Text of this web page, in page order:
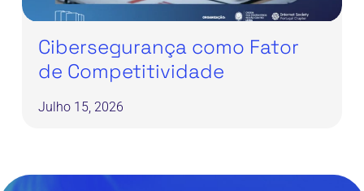
Cibersegurança como Fator
de Competitividade
Julho 15, 2026